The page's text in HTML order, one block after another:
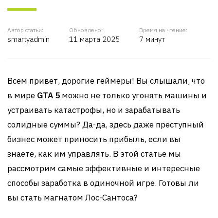
Автор статьи:
smartyadmin
Обновлено:
11 марта 2025
Время на чтение:
7 минут
Всем привет, дорогие геймеры! Вы слышали, что
в мире GTA 5 можно не только угонять машины и
устраивать катастрофы, но и зарабатывать
солидные суммы? Да-да, здесь даже преступный
бизнес может приносить прибыль, если вы
знаете, как им управлять. В этой статье мы
рассмотрим самые эффективные и интересные
способы заработка в одиночной игре. Готовы ли
вы стать магнатом Лос-Сантоса?